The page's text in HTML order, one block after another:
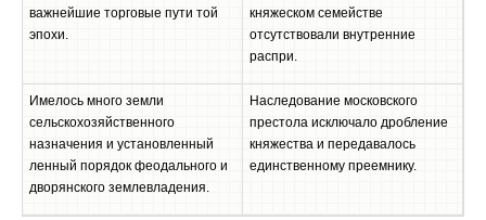
важнейшие торговые пути той
эпохи.
княжеском семействе
отсутствовали внутренние
распри.
Имелось много земли
сельскохозяйственного
назначения и установленный
ленный порядок феодального и
дворянского землевладения.
Наследование московского
престола исключало дробление
княжества и передавалось
единственному преемнику.